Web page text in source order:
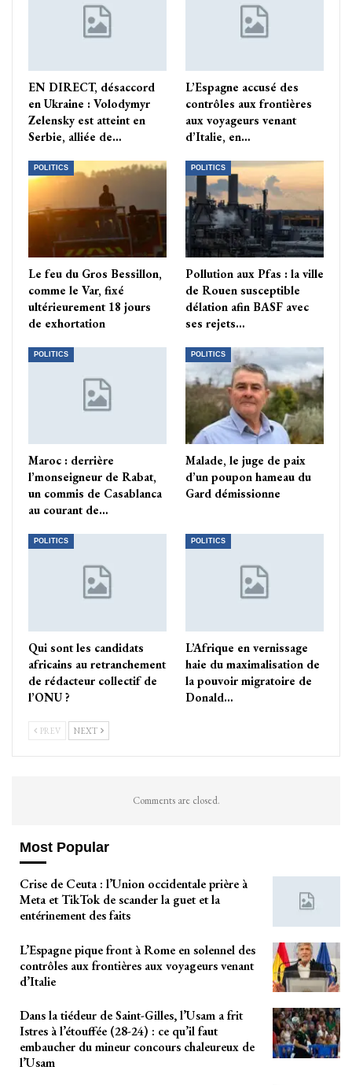
EN DIRECT, désaccord
en Ukraine : Volodymyr
Zelensky est atteint en
Serbie, alliée de…
L’Espagne accusé des
contrôles aux frontières
aux voyageurs venant
d’Italie, en…
POLITICS
Le feu du Gros Bessillon,
comme le Var, fixé
ultérieurement 18 jours
de exhortation
POLITICS
Pollution aux Pfas : la ville
de Rouen susceptible
délation afin BASF avec
ses rejets…
POLITICS
Maroc : derrière
l’monseigneur de Rabat,
un commis de Casablanca
au courant de…
POLITICS
Malade, le juge de paix
d’un poupon hameau du
Gard démissionne
POLITICS
Qui sont les candidats
africains au retranchement
de rédacteur collectif de
l’ONU ?
POLITICS
L’Afrique en vernissage
haie du maximalisation de
la pouvoir migratoire de
Donald…
PREV NEXT
Comments are closed.
Most Popular
Crise de Ceuta : l’Union occidentale prière à
Meta et TikTok de scander la guet et la
entérinement des faits
L’Espagne pique front à Rome en solennel des
contrôles aux frontières aux voyageurs venant
d’Italie
Dans la tiédeur de Saint-Gilles, l’Usam a frit
Istres à l’étouffée (28-24) : ce qu’il faut
embaucher du mineur concours chaleureux de
l’Usam